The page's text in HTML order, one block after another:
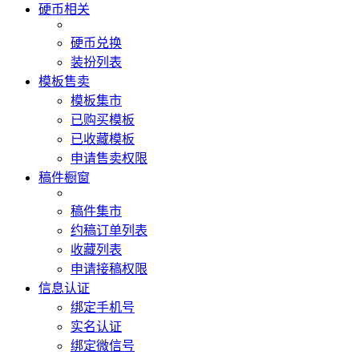
硬币相关
硬币兑换
装扮列表
模板售卖
模板集市
已购买模板
已收藏模板
申请售卖权限
稿件橱窗
稿件集市
约稿订单列表
收藏列表
申请接稿权限
信息认证
绑定手机号
实名认证
绑定微信号